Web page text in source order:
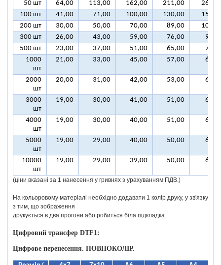
50 шт
64,00 113,00 162,00 211,00
100 шт
41,00 71,00 100,00 130,00
200 шт
30,00 50,00 70,00 89,00
300 шт
26,00 43,00 59,00 76,00
500 шт
23,00 37,00 51,00 65,00
1000
шт
21,00 33,00 45,00 57,00
2000
шт
20,00 31,00 42,00 53,00
3000
шт
19,00 30,00 41,00 51,00
4000
шт
19,00 30,00 40,00 51,00
5000
шт
19,00 29,00 40,00 50,00
10000
шт
19,00 29,00 39,00 50,00
(ціни вказані за 1 нанесення у гривнях з урахуванням ПДВ.)
На кольоровому матеріалі необхідно додавати 1 колір друку, у зв'язку
з тим, що зображення
друкується в два прогони або робиться біла підкладка.
Цифровий трансфер DTF1:
Цифрове перенесення. ПОВНОКОЛІР.